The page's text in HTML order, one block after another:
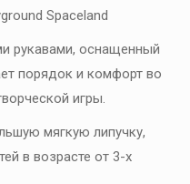
Spaceland
рукавами, оснащенный
порядок и комфорт во
игры.
мягкую липучку,
в возрасте от 3-х